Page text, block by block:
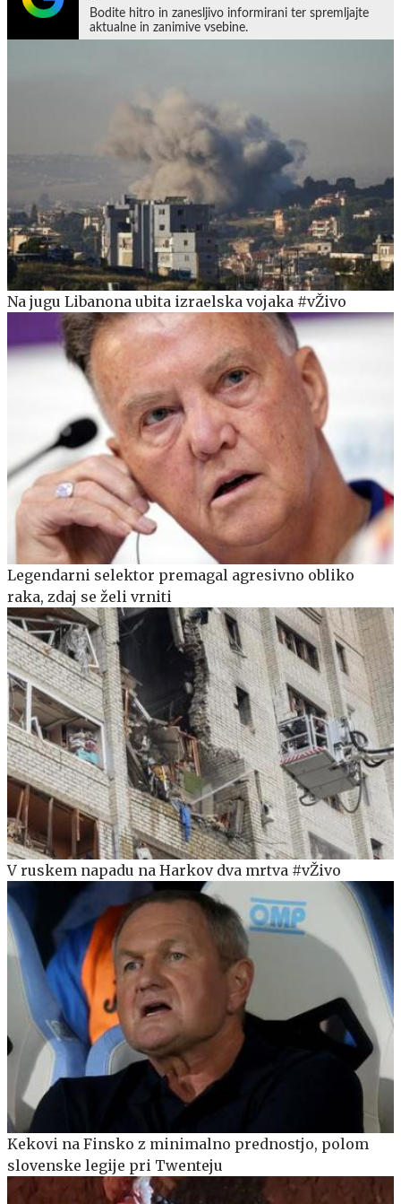
Bodite hitro in zanesljivo informirani ter spremljajte
aktualne in zanimive vsebine.
Na jugu Libanona ubita izraelska vojaka #vŽivo
Legendarni selektor premagal agresivno obliko
raka, zdaj se želi vrniti
V ruskem napadu na Harkov dva mrtva #vŽivo
Kekovi na Finsko z minimalno prednostjo, polom
slovenske legije pri Twenteju